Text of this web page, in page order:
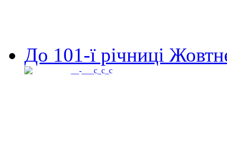
До 101-ї річниці